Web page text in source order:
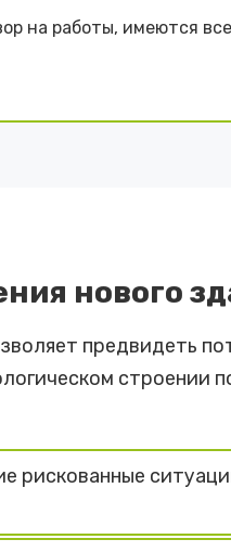
на работы, имеются
нового
предвидеть
строении
рискованные